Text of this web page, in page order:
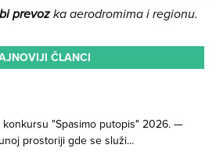
prevozka aerodromima i regionu.
ČLANCI
konkursu "Spasimo putopis" 2026. —
prostoriji gde se služi...